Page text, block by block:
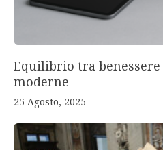
Equilibrio tra
moderne
25 Agosto, 2025